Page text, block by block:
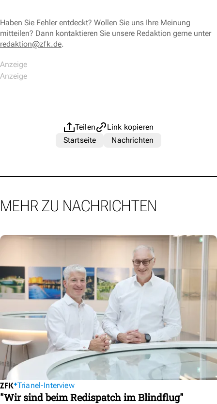
Haben Sie Fehler entdeckt? Wollen Sie uns Ihre Meinung
mitteilen? Dann kontaktieren Sie unsere Redaktion gerne unter
redaktion@zfk.de.
Teilen
Link kopieren
Startseite
Nachrichten
MEHR ZU NACHRICHTEN
Trianel-Interview
"Wir sind beim Redispatch im Blindflug"